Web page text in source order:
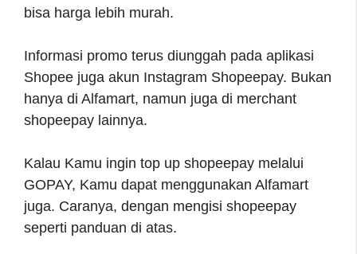
bisa harga lebih murah.
Informasi promo terus diunggah pada aplikasi
Shopee juga akun Instagram Shopeepay. Bukan
hanya di Alfamart, namun juga di merchant
shopeepay lainnya.
Kalau Kamu ingin top up shopeepay melalui
GOPAY, Kamu dapat menggunakan Alfamart
juga. Caranya, dengan mengisi shopeepay
seperti panduan di atas.